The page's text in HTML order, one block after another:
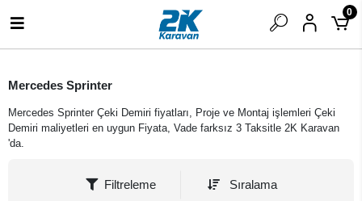
0
Mercedes Sprinter
Mercedes Sprinter Çeki Demiri fiyatları, Proje ve Montaj işlemleri Çeki
Demiri maliyetleri en uygun Fiyata, Vade farksız 3 Taksitle 2K Karavan
'da.
Filtreleme Sıralama